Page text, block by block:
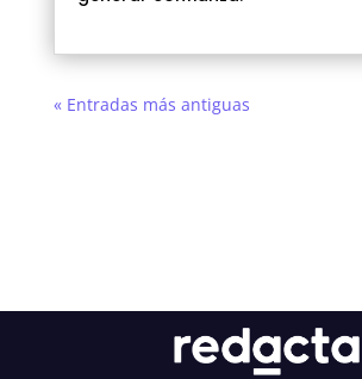
« Entradas más antiguas